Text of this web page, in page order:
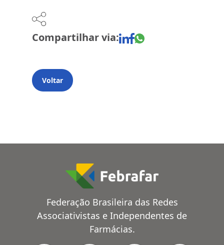
Compartilhar via:
Voltar
Federação Brasileira das Redes
Associativistas e Independentes de
Farmácias.